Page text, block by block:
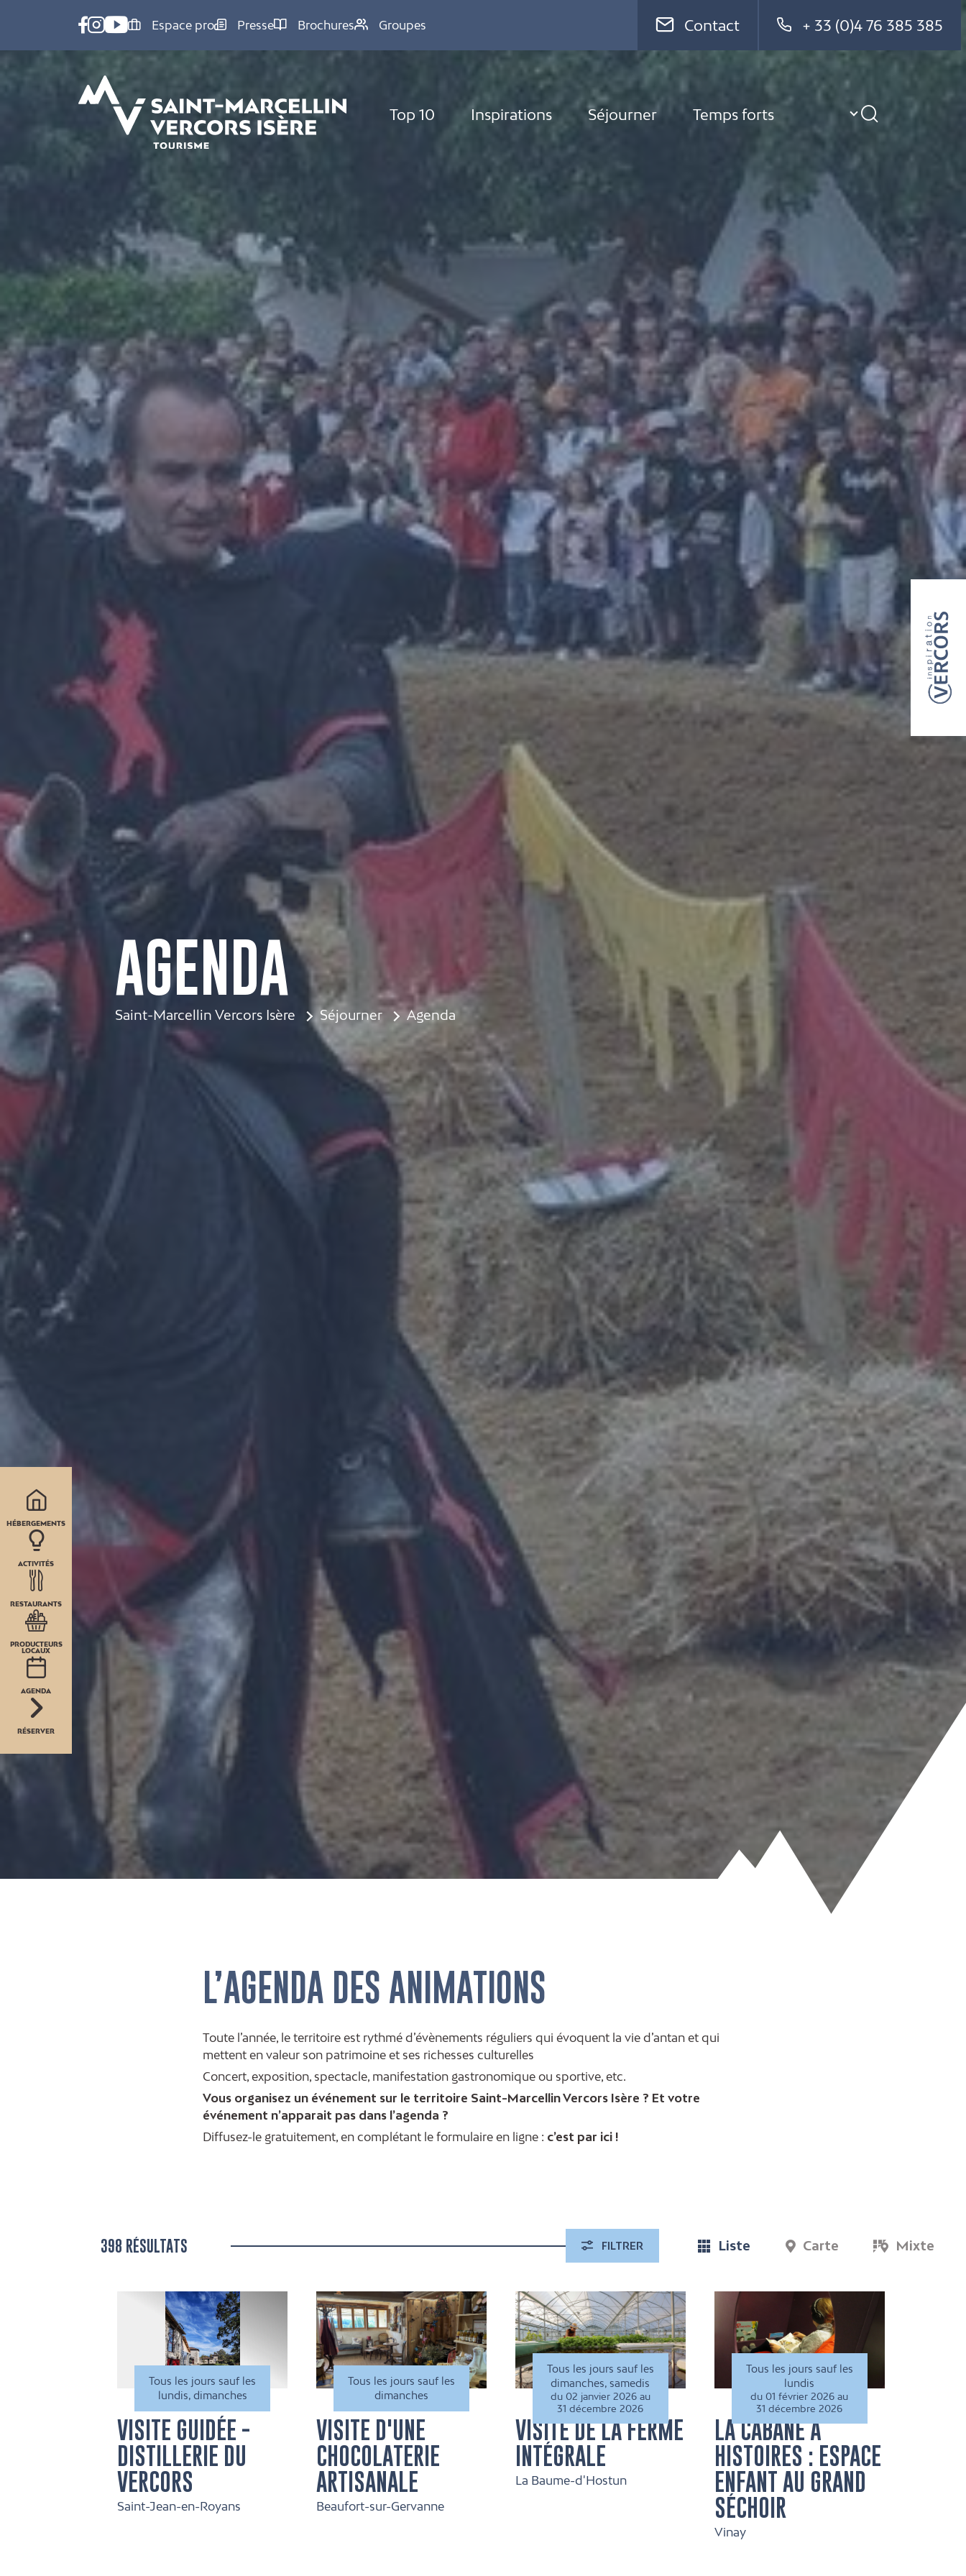
Espace pro Presse Brochures Groupes Contact + 33 (0)4 76 385 385
Top 10 Inspirations Séjourner Temps forts
AGENDA
Saint-Marcellin Vercors Isère Séjourner Agenda
L’AGENDA DES ANIMATIONS
Toute l’année, le territoire est rythmé d’évènements réguliers qui évoquent la vie d’antan et qui
mettent en valeur son patrimoine et ses richesses culturelles
Concert, exposition, spectacle, manifestation gastronomique ou sportive, etc.
Vous organisez un événement sur le territoire Saint-Marcellin Vercors Isère ? Et votre
événement n’apparait pas dans l’agenda ?
Diffusez-le gratuitement, en complétant le formulaire en ligne : c’est par ici !
398 RÉSULTATS FILTRER Liste Carte Mixte
Tous les jours sauf les
lundis, dimanches
VISITE GUIDÉE -
DISTILLERIE DU
VERCORS
Saint-Jean-en-Royans
Tous les jours sauf les
dimanches
VISITE D'UNE
CHOCOLATERIE
ARTISANALE
Beaufort-sur-Gervanne
Tous les jours sauf les
dimanches, samedis
du 02 janvier 2026 au
31 décembre 2026
VISITE DE LA FERME
INTÉGRALE
La Baume-d'Hostun
Tous les jours sauf les
lundis
du 01 février 2026 au
31 décembre 2026
LA CABANE À
HISTOIRES : ESPACE
ENFANT AU GRAND
SÉCHOIR
Vinay
HÉBERGEMENTS
ACTIVITÉS
RESTAURANTS
PRODUCTEURS
LOCAUX
AGENDA
RÉSERVER